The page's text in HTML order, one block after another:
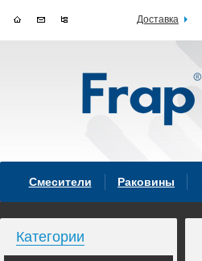
Смесители Раковины
Категории
Доставка